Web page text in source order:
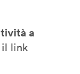
a
il link